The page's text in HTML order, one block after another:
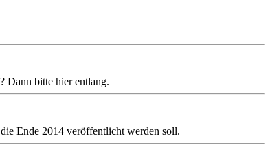
Dann bitte hier entlang.
Ende 2014 veröffentlicht werden soll.